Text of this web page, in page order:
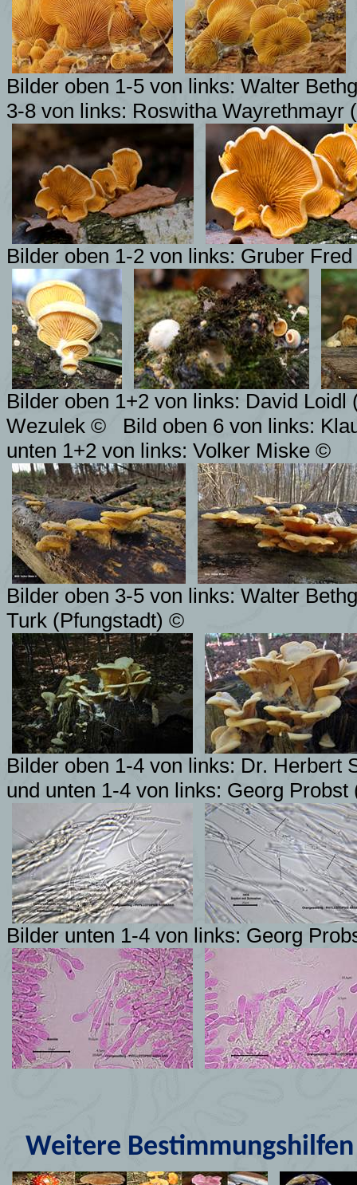
Bilder oben 1-5 von links: Walter
3-8 von links: Roswitha Wayrethmayr
Bilder oben 1-2 von links: Gruber
Bilder oben 1+2 von links: David Loidl
Wezulek ©
Bild oben 6 von links:
unten 1+2 von links: Volker Miske ©
Bilder oben 3-5 von links: Walter
Turk (Pfungstadt) ©
Bilder oben 1-4 von links: Dr. Herbert
und unten 1-4 von links: Georg
Bilder unten 1-4 von links: Georg
Weitere